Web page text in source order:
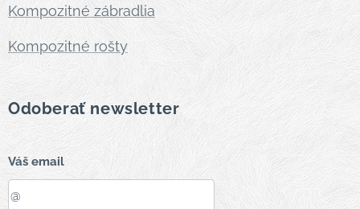
Kompozitné zábradlia
Kompozitné rošty
Odoberať newsletter
Váš email